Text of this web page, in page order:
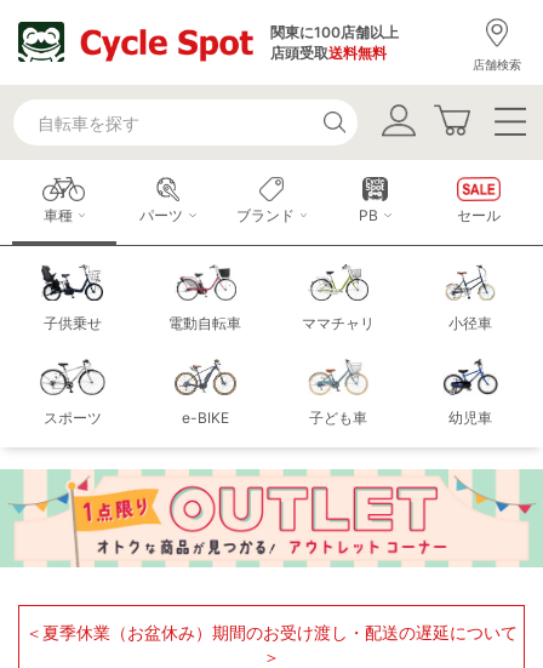
関東に100店舗以上
店頭受取送料無料
店舗検索
車種
子供乗せ 電動自転車 ママチャリ 小径車
スポーツ e-BIKE 子ども車 幼児車
パーツ ブランド PB セール
＜夏季休業（お盆休み）期間のお受け渡し・配送の遅延について
＞